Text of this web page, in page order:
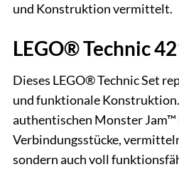
und Konstruktion vermittelt.
LEGO® Technic
Dieses LEGO® Technic Set
und funktionale
authentischen Monster Jam™
Verbindungsstücke,
sondern auch voll